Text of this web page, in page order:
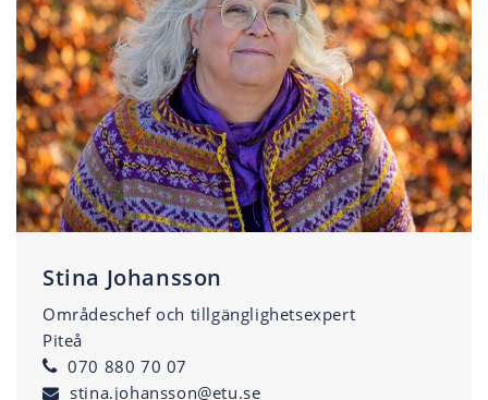
Stina Johansson
Områdeschef och tillgänglighetsexpert
Piteå
070 880 70 07
stina.johansson@etu.se